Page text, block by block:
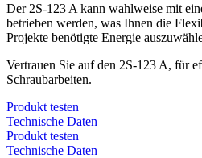
Der 2S-123 A kann wahlweise mit
betrieben werden, was Ihnen die
Projekte benötigte Energie
Vertrauen Sie auf den 2S-123 A, für
Schraubarbeiten.
Produkt testen
Technische Daten
Produkt testen
Technische Daten